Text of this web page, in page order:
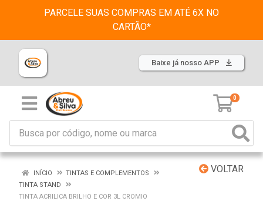
PARCELE SUAS COMPRAS EM ATÉ 6X NO
CARTÃO*
Baixe já nosso APP
0
VOLTAR
INÍCIO
TINTAS E COMPLEMENTOS
TINTA STAND
TINTA ACRILICA BRILHO E COR 3L CROMIO